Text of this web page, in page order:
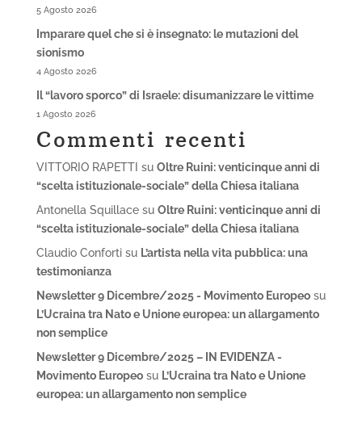
5 Agosto 2026
Imparare quel che si è insegnato: le mutazioni del
sionismo
4 Agosto 2026
Il “lavoro sporco” di Israele: disumanizzare le vittime
1 Agosto 2026
Commenti recenti
VITTORIO RAPETTI su Oltre Ruini: venticinque anni di
“scelta istituzionale-sociale” della Chiesa italiana
Antonella Squillacesu Oltre Ruini: venticinque anni di
“scelta istituzionale-sociale” della Chiesa italiana
Claudio Confortisu L’artista nella vita pubblica: una
testimonianza
Newsletter 9 Dicembre/2025 - Movimento Europeosu
L’Ucraina tra Nato e Unione europea: un allargamento
non semplice
Newsletter 9 Dicembre/2025 – IN EVIDENZA -
Movimento Europeosu L’Ucraina tra Nato e Unione
europea: un allargamento non semplice